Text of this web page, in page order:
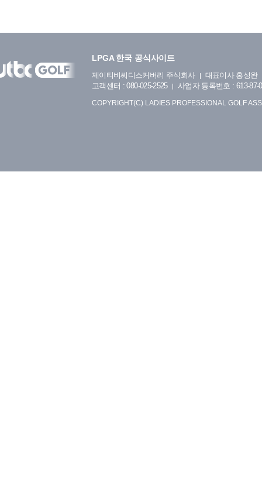
LPGA 한국 공식사이트
제이티비씨디스커버리 주식회사
대표이사 홍성완
고객센터 : 080-025-2525
사업자 등록번호 : 613-87-
COPYRIGHT(C) LADIES PROFESSIONAL GOLF